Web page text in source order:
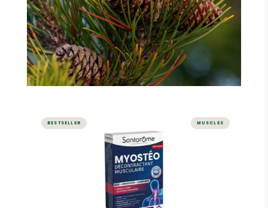
BESTSELLER MUSCLES
ARTICULATIONS
Myostéo Décontractant
Musculaire - 20 comprimés
Dos, cervicales, lombaires.
Apaise les tensions musculaires